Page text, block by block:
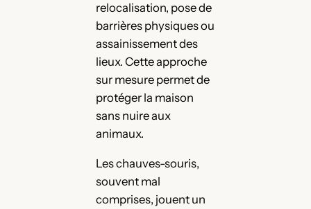
relocalisation, pose de
barrières physiques ou
assainissement des
lieux. Cette approche
sur mesure permet de
protéger la maison
sans nuire aux
animaux.
Les chauves-souris,
souvent mal
comprises, jouent un